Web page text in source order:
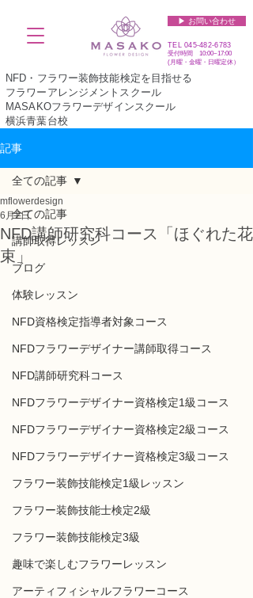
▶︎ お問い合わせ
TEL045-482-6783
受付時間 10:00~17:00​​​
(​月曜・金曜・日曜定休）
NFD・フラワー装飾技能検定を目指せる
フラワーアレンジメントスクール
MASAKOフラワーデザインスクール
横浜青葉台校
記事
全ての記事
講師取得レッスン
ブログ
体験レッスン
NFD資格検定指導者対象コース
NFDフラワーデザイナー講師取得コース
NFD講師研究科コース
NFDフラワーデザイナー資格検定1級コース
NFDフラワーデザイナー資格検定2級コース
NFDフラワーデザイナー資格検定3級コース
フラワー装飾技能検定1級レッスン
フラワー装飾技能士検定2級
フラワー装飾技能検定3級
趣味で楽しむフラワーレッスン
アーティフィシャルフラワーコース
全ての記事
NFD講師研究科コース「ほぐれた花
束」
mflowerdesign
6月2日